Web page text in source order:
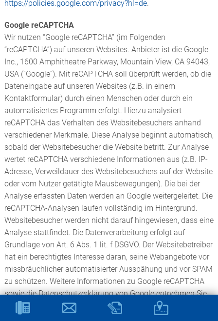
https://policies.google.com/privacy?hl=de.
Google reCAPTCHA
Wir nutzen “Google reCAPTCHA” (im Folgenden
“reCAPTCHA”) auf unseren Websites. Anbieter ist die Google
Inc., 1600 Amphitheatre Parkway, Mountain View, CA 94043,
USA (“Google”). Mit reCAPTCHA soll überprüft werden, ob die
Dateneingabe auf unseren Websites (z.B. in einem
Kontaktformular) durch einen Menschen oder durch ein
automatisiertes Programm erfolgt. Hierzu analysiert
reCAPTCHA das Verhalten des Websitebesuchers anhand
verschiedener Merkmale. Diese Analyse beginnt automatisch,
sobald der Websitebesucher die Website betritt. Zur Analyse
wertet reCAPTCHA verschiedene Informationen aus (z.B. IP-
Adresse, Verweildauer des Websitebesuchers auf der Website
oder vom Nutzer getätigte Mausbewegungen). Die bei der
Analyse erfassten Daten werden an Google weitergeleitet. Die
reCAPTCHA-Analysen laufen vollständig im Hintergrund.
Websitebesucher werden nicht darauf hingewiesen, dass eine
Analyse stattfindet. Die Datenverarbeitung erfolgt auf
Grundlage von Art. 6 Abs. 1 lit. f DSGVO. Der Websitebetreiber
hat ein berechtigtes Interesse daran, seine Webangebote vor
missbräuchlicher automatisierter Ausspähung und vor SPAM
zu schützen. Weitere Informationen zu Google reCAPTCHA
sowie die Datenschutzerklärung von Google entnehmen Sie
folgenden Links:
https://www.google.com/intl/de/policies/privacy/